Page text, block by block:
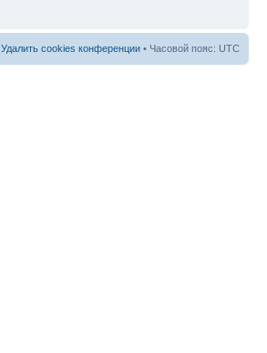
Удалить cookies конференции • Часовой пояс: UTC